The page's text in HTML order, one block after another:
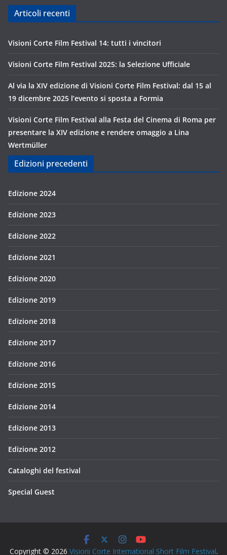
Articoli recenti
Visioni Corte Film Festival 14: tutti i vincitori
Visioni Corte Film Festival 2025: la Selezione Ufficiale
Al via la XIV edizione di Visioni Corte Film Festival: dal 15 al
19 dicembre 2025 l’evento si sposta a Formia
Visioni Corte Film Festival alla Festa del Cinema di Roma per
presentare la XIV edizione e rendere omaggio a Lina
Wertmüller
Edizioni precedenti
Edizione 2024
Edizione 2023
Edizione 2022
Edizione 2021
Edizione 2020
Edizione 2019
Edizione 2018
Edizione 2017
Edizione 2016
Edizione 2015
Edizione 2014
Edizione 2013
Edizione 2012
Cataloghi del festival
Special Guest
Copyright © 2026 Visioni Corte International Short Film Festival.